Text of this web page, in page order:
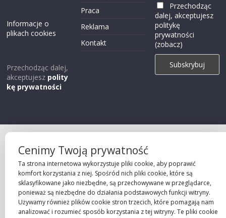
Informacje o
plikach cookies
Przechodząc dalej,
akceptujesz polity
kę prywatności
Praca
Reklama
Kontakt
Przechodząc
dalej, akceptujesz
politykę
prywatności
(zobacz)
©2026 Robie Sp. z o.o.
Cenimy Twoją prywatność
Ta strona internetowa wykorzystuje pliki cookie, aby poprawić
komfort korzystania z niej. Spośród nich pliki cookie, które są
sklasyfikowane jako niezbędne, są przechowywane w przeglądarce,
ponieważ są niezbędne do działania podstawowych funkcji witryny.
Używamy również plików cookie stron trzecich, które pomagają nam
analizować i rozumieć sposób korzystania z tej witryny. Te pliki cookie